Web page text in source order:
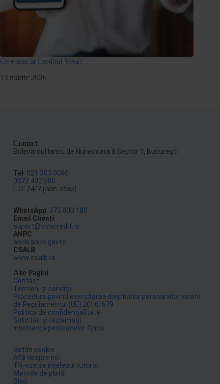
Ce e nou la Creditul Viva?
13 martie 2026
Contact
Bulevardul Iancu de Hunedoara 8 Sector 1, Bucureşti
Tel: 021 303 0080
0372 402 500
L-D: 24/7 (non-stop)
WhatsApp: 373 800 180
Email Clienți:
suport@vivacredit.ro
ANPC:
www.anpc.gov.ro
CSALB:
www.csalb.ro
Alte Pagini
Contact
Termeni și condiții
Procedura privind exercitarea drepturilor persoanelor vizate
de Regulamentul (UE) 2016/679
Politica de confidențialitate
Solicitări și reclamații
Insolvența persoanelor fizice
Setări cookie
Află despre noi
IFN-eza pe înțelesul tuturor
Metode de plată
Blog